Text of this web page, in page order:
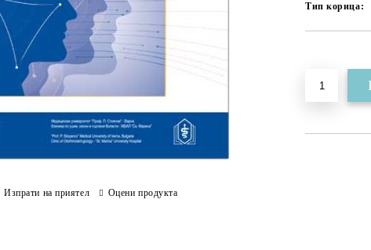
Тип корица:
Изпрати на приятел Оцени продукта